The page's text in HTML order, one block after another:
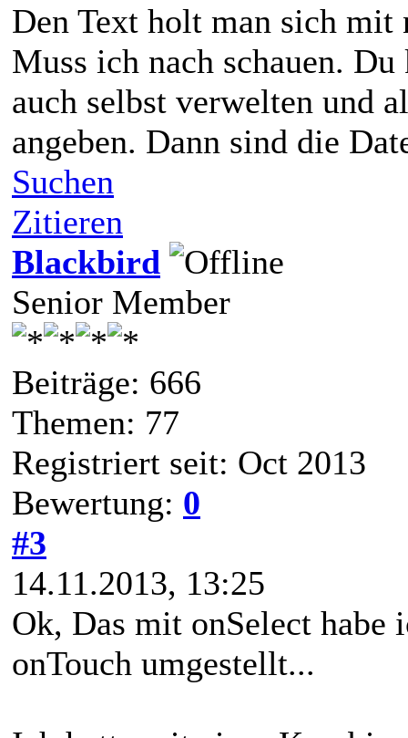
Den Text holt man sich
Muss ich nach schauen.
auch selbst verwelten und
angeben. Dann sind die
Suchen
Zitieren
Blackbird
Senior Member
Beiträge: 666
Themen: 77
Registriert seit: Oct 2013
Bewertung: 0
#3
14.11.2013, 13:25
Ok, Das mit onSelect habe
onTouch umgestellt...